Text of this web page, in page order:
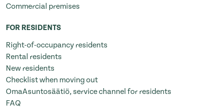
Commercial premises
FOR RESIDENTS
Right-of-occupancy residents
Rental residents
New residents
Checklist when moving out
OmaAsuntosäätiö, service channel for residents
FAQ